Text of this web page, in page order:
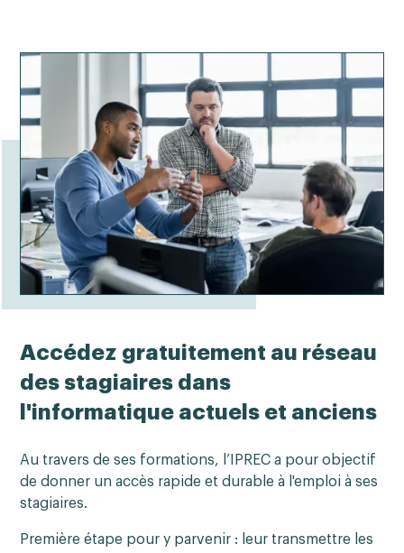
Accédez gratuitement au réseau
des stagiaires dans
l'informatique actuels et anciens
Au travers de ses formations, l’IPREC a pour objectif
de donner un accès rapide et durable à l'emploi à ses
stagiaires.
Première étape pour y parvenir : leur transmettre les